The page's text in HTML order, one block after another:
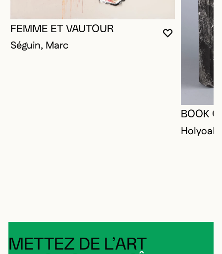
VOUS
FERMER
OUVRIR LA
FEMME ET VAUTOUR
Séguin, Marc
BOOK
METTEZ DE L’ART